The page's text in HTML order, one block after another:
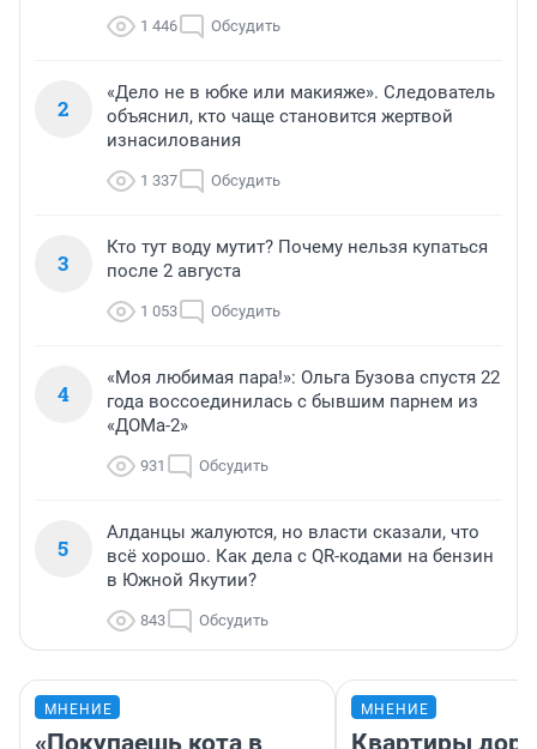
1 446 Обсудить
2
«Дело не в юбке или макияже». Следователь
объяснил, кто чаще становится жертвой
изнасилования
1 337 Обсудить
3
Кто тут воду мутит? Почему нельзя купаться
после 2 августа
1 053 Обсудить
4
«Моя любимая пара!»: Ольга Бузова спустя 22
года воссоединилась с бывшим парнем из
«ДОМа-2»
931 Обсудить
5
Алданцы жалуются, но власти сказали, что
всё хорошо. Как дела с QR-кодами на бензин
в Южной Якутии?
843 Обсудить
МНЕНИЕ МНЕНИЕ